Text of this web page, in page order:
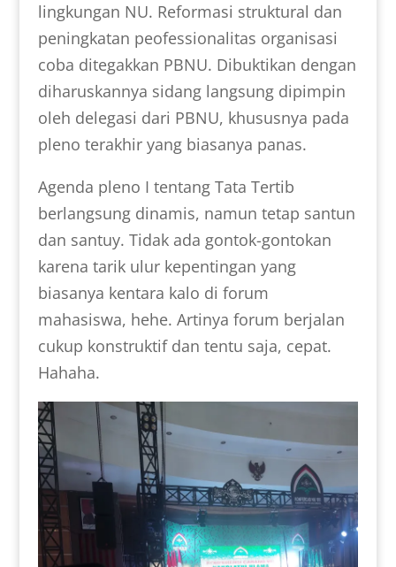
lingkungan NU. Reformasi struktural dan
peningkatan peofessionalitas organisasi
coba ditegakkan PBNU. Dibuktikan dengan
diharuskannya sidang langsung dipimpin
oleh delegasi dari PBNU, khususnya pada
pleno terakhir yang biasanya panas.
Agenda pleno I tentang Tata Tertib
berlangsung dinamis, namun tetap santun
dan santuy. Tidak ada gontok-gontokan
karena tarik ulur kepentingan yang
biasanya kentara kalo di forum
mahasiswa, hehe. Artinya forum berjalan
cukup konstruktif dan tentu saja, cepat.
Hahaha.